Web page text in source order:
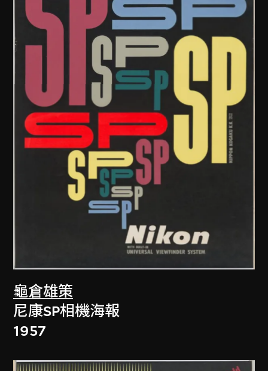
龜倉雄策
尼康SP相機海報
1957